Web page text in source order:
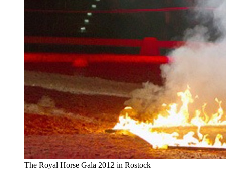
The Royal Horse Gala 2012 in Rostock